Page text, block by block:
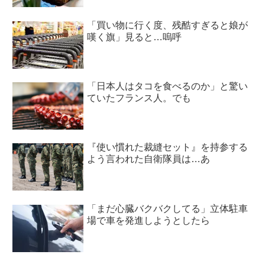
「買い物に行く度、残酷すぎると娘が
嘆く旗」見ると…嗚呼
「日本人はタコを食べるのか」と驚い
ていたフランス人。でも
『使い慣れた裁縫セット』を持参する
よう言われた自衛隊員は…あ
「まだ心臓バクバクしてる」立体駐車
場で車を発進しようとしたら